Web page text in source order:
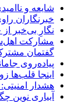
شایعه و
خبرنگاران
نگارِ بی‌خبر
مشارکت
گفتمان
پیاده‌روی
اینجا قلب‌ها
هشدار
آبیاری